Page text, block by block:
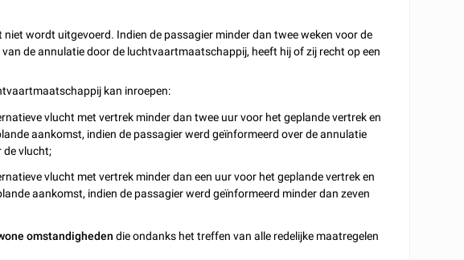
wordt uitgevoerd. Indien de passagier minder dan twee weken voor de
de annulatie door de luchtvaartmaatschappij, heeft hij of zij recht op een
kan inroepen:
vlucht met vertrek minder dan twee uur voor het geplande vertrek en
aankomst, indien de passagier werd geïnformeerd over de annulatie
de vlucht;
vlucht met vertrek minder dan een uur voor het geplande vertrek en
aankomst, indien de passagier werd geïnformeerd minder dan zeven
omstandigheden die ondanks het treffen van alle redelijke maatregelen